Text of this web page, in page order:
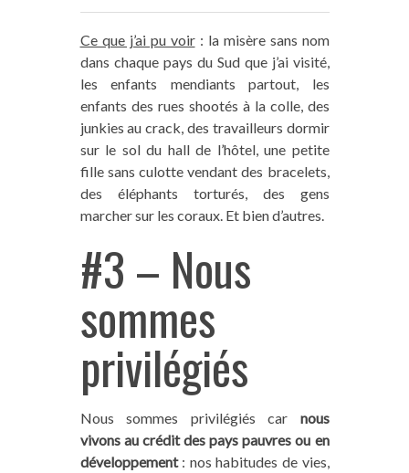
Ce que j’ai pu voir: la misère sans nom
dans chaque pays du Sud que j’ai visité,
les enfants mendiants partout, les
enfants des rues shootés à la colle, des
junkies au crack, des travailleurs dormir
sur le sol du hall de l’hôtel, une petite
fille sans culotte vendant des bracelets,
des éléphants torturés, des gens
marcher sur les coraux. Et bien d’autres.
#3 – Nous
sommes
privilégiés
Nous sommes privilégiés car nous
vivons au crédit des pays pauvres ou en
développement: nos habitudes de vies,